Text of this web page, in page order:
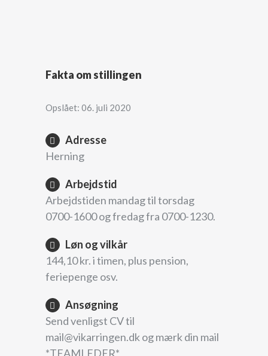
Fakta om stillingen
Opslået: 06. juli 2020
Adresse
Herning
Arbejdstid
Arbejdstiden mandag til torsdag
0700-1600 og fredag fra 0700-1230.
Løn og vilkår
144,10 kr. i timen, plus pension,
feriepenge osv.
Ansøgning
Send venligst CV til
mail@vikarringen.dk og mærk din mail
*TEAMLEDER*